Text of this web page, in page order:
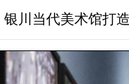
银川当代美术馆打